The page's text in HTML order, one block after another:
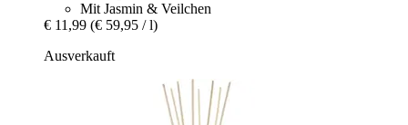
Mit Jasmin & Veilchen
€ 11,99 (€ 59,95 / l)
Ausverkauft